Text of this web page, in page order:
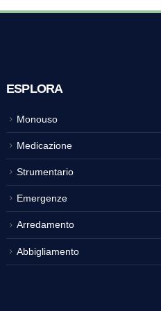
ESPLORA
Monouso
Medicazione
Strumentario
Emergenze
Arredamento
Abbigliamento